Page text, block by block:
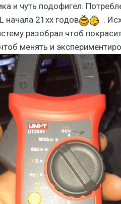
и чуть подофигел.
начала 21хх годов
.
разобрал чтоб
менять и